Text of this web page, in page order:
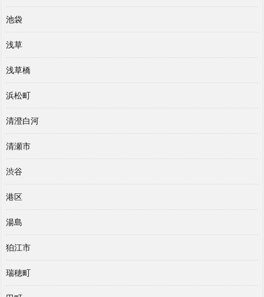
池袋
浅草
浅草橋
浜松町
清澄白河
清瀬市
渋谷
港区
湯島
狛江市
瑞穂町